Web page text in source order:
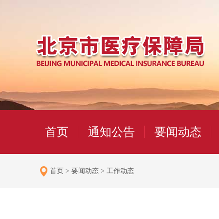
首页 通知公告 要闻动态
首页 > 要闻动态 > 工作动态